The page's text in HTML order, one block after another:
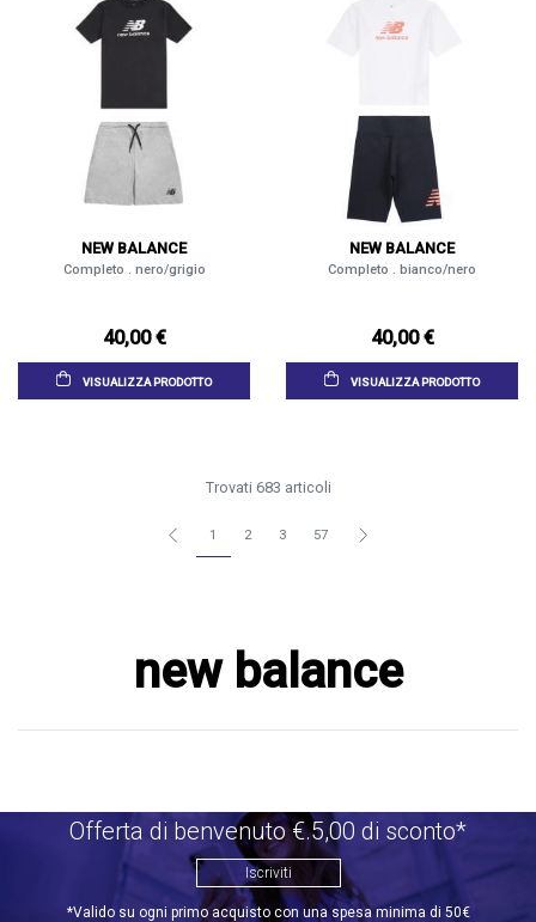
NEW BALANCE
Completo . nero/grigio
40,00 €
VISUALIZZA PRODOTTO
NEW BALANCE
Completo . bianco/nero
40,00 €
VISUALIZZA PRODOTTO
Trovati 683 articoli
1 2 3 57
new balance
Offerta di benvenuto €.5,00 di sconto*
Iscriviti
*Valido su ogni primo acquisto con una spesa minima di 50€